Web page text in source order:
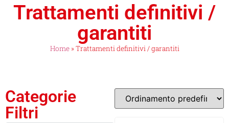
Trattamenti definitivi /
garantiti
Home»Trattamenti definitivi / garantiti
Categorie
Filtri